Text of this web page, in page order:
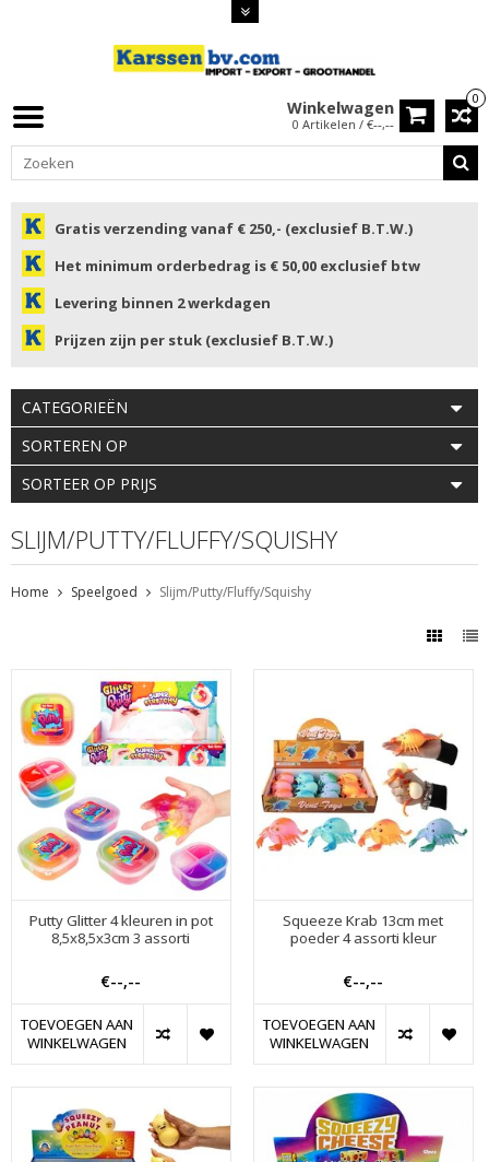
0
Winkelwagen
0 Artikelen / €--,--
Gratis verzending vanaf € 250,- (exclusief B.T.W.)
Het minimum orderbedrag is € 50,00 exclusief btw
Levering binnen 2 werkdagen
Prijzen zijn per stuk (exclusief B.T.W.)
CATEGORIEËN
SORTEREN OP
SORTEER OP PRIJS
SLIJM/PUTTY/FLUFFY/SQUISHY
Home Speelgoed Slijm/Putty/Fluffy/Squishy
Putty Glitter 4 kleuren in pot
8,5x8,5x3cm 3 assorti
€--,--
TOEVOEGEN AAN
WINKELWAGEN
Squeeze Krab 13cm met
poeder 4 assorti kleur
€--,--
TOEVOEGEN AAN
WINKELWAGEN